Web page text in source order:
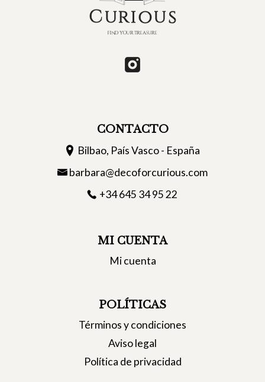
CONTACTO
Bilbao, País Vasco - España
barbara@decoforcurious.com
+34 645 34 95 22
MI CUENTA
Mi cuenta
POLÍTICAS
Términos y condiciones
Aviso legal
Política de privacidad